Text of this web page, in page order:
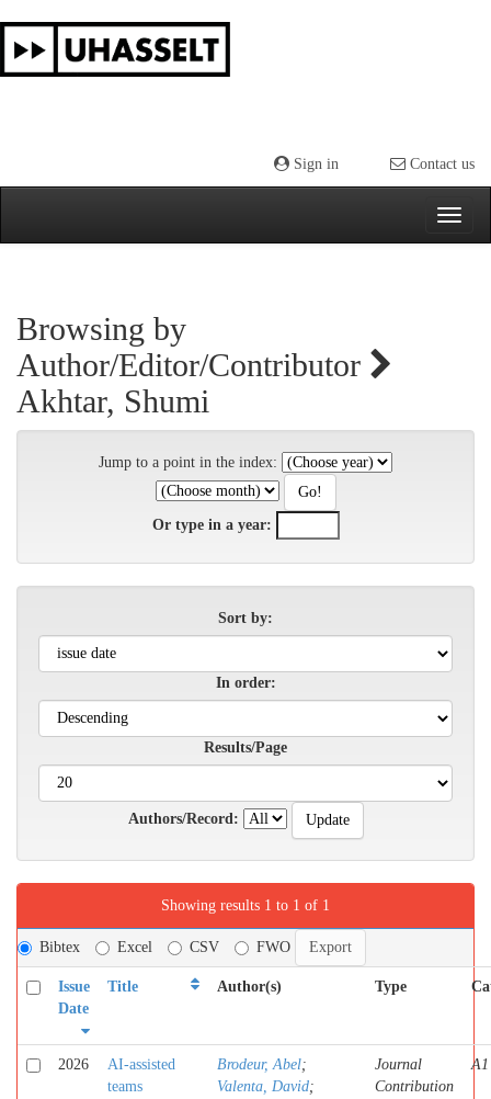
navigation
Sign in Contact us
Browsing by
Author/Editor/Contributor
Akhtar, Shumi
Jump to a point in the index:
Or type in a year:
Sort by:
In order:
Results/Page
Authors/Record:
Showing results 1 to 1 of 1
Bibtex Excel CSV FWO
Issue
Date
Title Author(s) Type
2026
AI-assisted
teams
Brodeur, Abel;
Valenta, David;
Journal
Contribution
A1